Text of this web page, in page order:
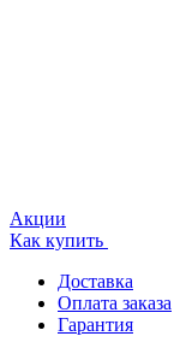
Акции
Как купить
Доставка
Оплата заказа
Гарантия